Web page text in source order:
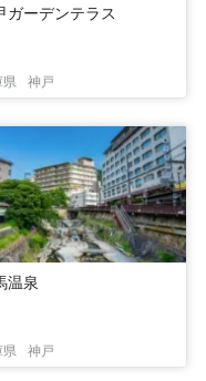
ガーデンテラス
県 神戸
温泉
県 神戸